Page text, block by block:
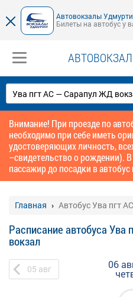
Автовокзалы
Билеты на автобус у
Внимание! При проезде по
необходимо при себе иметь
удостоверяющих личность,
–свидетельство о рождении). В
пассажир до посадки в автобус
Главная Автобус Ува пгт
Расписание автобуса
вокзал
05 авг 06